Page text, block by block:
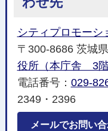
シティプロモーシ
〒300-8686 茨城
役所（本庁舎 3階
電話番号： 029-
2349・2396
メールでお問い